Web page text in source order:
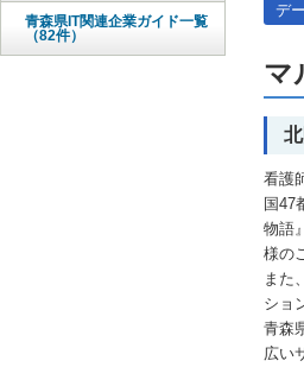
デ
マ
看護
国47
物語
様の
また
ショ
青森
広い
青森県IT関連企業ガイド一覧
（82件）